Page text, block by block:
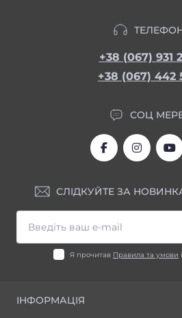
+38 (067) 931
+38 (067) 442
СОЦ
СЛІДКУЙТЕ ЗА
Я прочитав Правила та умови
ІНФОРМАЦІЯ